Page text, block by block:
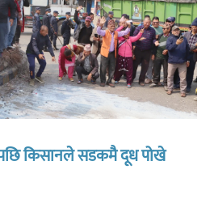
किसानले सडकमै दूध पोखे